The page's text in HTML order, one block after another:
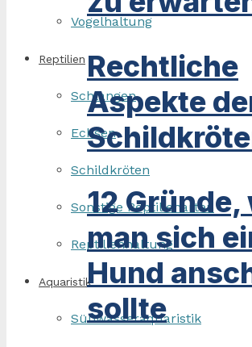
Vogelhaltung
Reptilien
Schlangen
Echsen
Schildkröten
Sonstige Reptilienarten
Reptilienhaltung
Aquaristik
Süßwasseraquaristik
Rechtliche
Aspekte
12 Gründe,
man sich
Hund
sollte